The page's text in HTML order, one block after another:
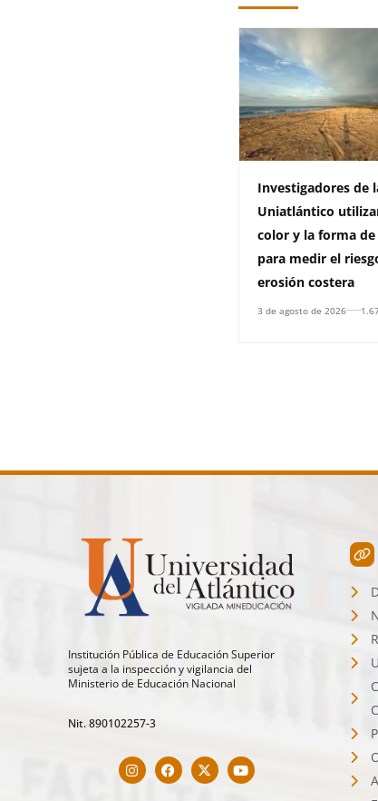
Investigadores de
Uniatlántico
color y la forma de
para medir el
erosión costera
3 de agosto de 2026
Institución Pública de Educación Superior
sujeta a la inspección y vigilancia del
Ministerio de Educación Nacional
Nit. 890102257-3